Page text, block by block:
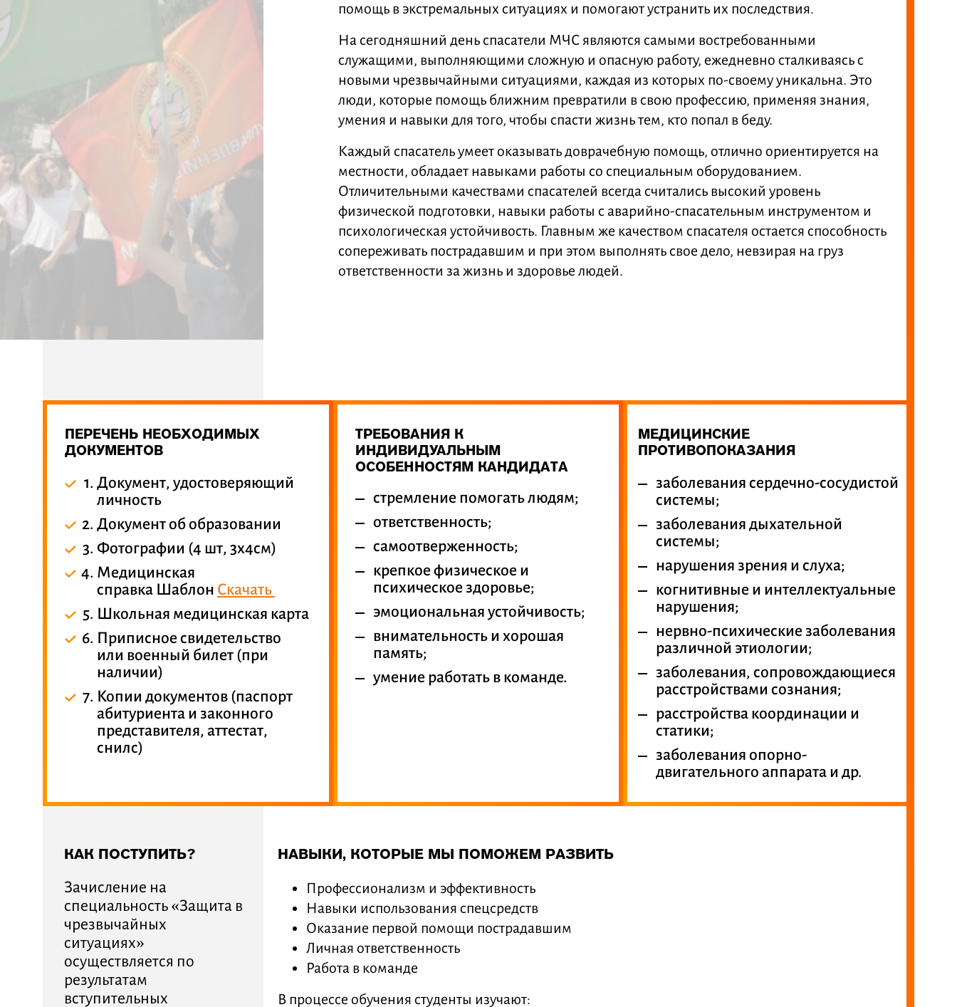
помощь в экстремальных ситуациях и помогают устранить их последствия.
На сегодняшний день спасатели МЧС являются самыми востребованными
служащими, выполняющими сложную и опасную работу, ежедневно сталкиваясь с
новыми чрезвычайными ситуациями, каждая из которых по-своему уникальна. Это
люди, которые помощь ближним превратили в свою профессию, применяя знания,
умения и навыки для того, чтобы спасти жизнь тем, кто попал в беду.
Каждый спасатель умеет оказывать доврачебную помощь, отлично ориентируется на
местности, обладает навыками работы со специальным оборудованием.
Отличительными качествами спасателей всегда считались высокий уровень
физической подготовки, навыки работы с аварийно-спасательным инструментом и
психологическая устойчивость. Главным же качеством спасателя остается способность
сопереживать пострадавшим и при этом выполнять свое дело, невзирая на груз
ответственности за жизнь и здоровье людей.
ПЕРЕЧЕНЬ НЕОБХОДИМЫХ
ДОКУМЕНТОВ
Документ, удостоверяющий
личность
Документ об образовании
Фотографии (4 шт, 3х4см)
Медицинская
справка Шаблон Скачать
Школьная медицинская карта
Приписное свидетельство
или военный билет (при
наличии)
Копии документов (паспорт
абитуриента и законного
представителя, аттестат,
снилс)
ТРЕБОВАНИЯ К
ИНДИВИДУАЛЬНЫМ
ОСОБЕННОСТЯМ КАНДИДАТА
стремление помогать людям;
ответственность;
самоотверженность;
крепкое физическое и
психическое здоровье;
эмоциональная устойчивость;
внимательность и хорошая
память;
умение работать в команде.
МЕДИЦИНСКИЕ
ПРОТИВОПОКАЗАНИЯ
заболевания сердечно-сосудистой
системы;
заболевания дыхательной
системы;
нарушения зрения и слуха;
когнитивные и интеллектуальные
нарушения;
нервно-психические заболевания
различной этиологии;
заболевания, сопровождающиеся
расстройствами сознания;
расстройства координации и
статики;
заболевания опорно-
двигательного аппарата и др.
КАК ПОСТУПИТЬ?
Зачисление на
специальность «Защита в
чрезвычайных
ситуациях»
осуществляется по
результатам
вступительных
НАВЫКИ, КОТОРЫЕ МЫ ПОМОЖЕМ РАЗВИТЬ
Профессионализм и эффективность
Навыки использования спецсредств
Оказание первой помощи пострадавшим
Личная ответственность
Работа в команде
В процессе обучения студенты изучают: